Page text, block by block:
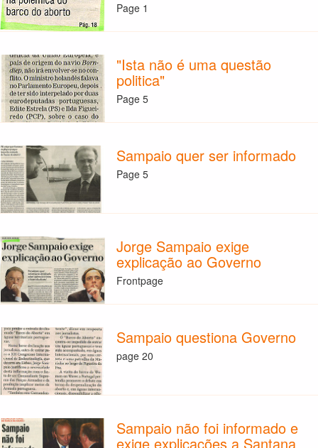
Page 1
"Ista não é uma questão
politica"
Page 5
Sampaio quer ser informado
Page 5
Jorge Sampaio exige
explicação ao Governo
Frontpage
Sampaio questiona Governo
page 20
Sampaio não foi informado e
exige explicações a Santana